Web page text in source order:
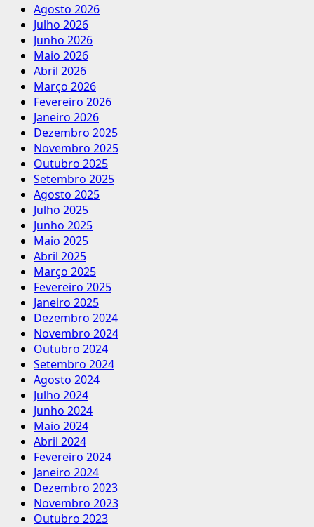
Agosto 2026
Julho 2026
Junho 2026
Maio 2026
Abril 2026
Março 2026
Fevereiro 2026
Janeiro 2026
Dezembro 2025
Novembro 2025
Outubro 2025
Setembro 2025
Agosto 2025
Julho 2025
Junho 2025
Maio 2025
Abril 2025
Março 2025
Fevereiro 2025
Janeiro 2025
Dezembro 2024
Novembro 2024
Outubro 2024
Setembro 2024
Agosto 2024
Julho 2024
Junho 2024
Maio 2024
Abril 2024
Fevereiro 2024
Janeiro 2024
Dezembro 2023
Novembro 2023
Outubro 2023